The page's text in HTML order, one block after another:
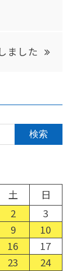
ました
土
日
2
3
9
10
16
17
23
24